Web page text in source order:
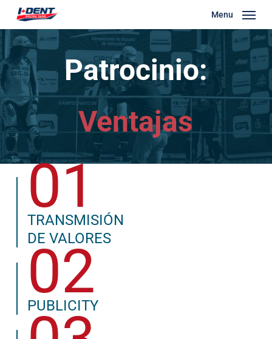
Skip
to
main
content
Menu
Patrocinio:
Ventajas
01
TRANSMISIÓN
DE VALORES
02
PUBLICITY